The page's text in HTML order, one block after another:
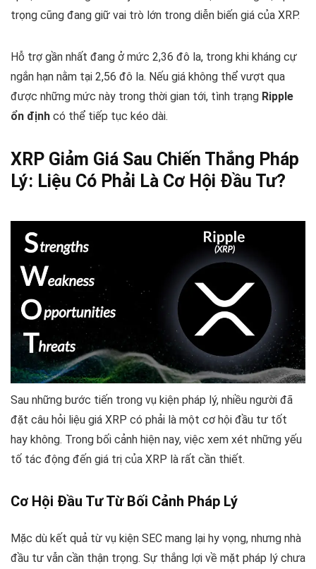
trọng cũng đang giữ vai trò lớn trong diễn biến giá của XRP.
Hỗ trợ gần nhất đang ở mức 2,36 đô la, trong khi kháng cự
ngắn hạn nằm tại 2,56 đô la. Nếu giá không thể vượt qua
được những mức này trong thời gian tới, tình trạng Ripple
ổn định có thể tiếp tục kéo dài.
XRP Giảm Giá Sau Chiến Thắng Pháp
Lý: Liệu Có Phải Là Cơ Hội Đầu Tư?
Sau những bước tiến trong vụ kiện pháp lý, nhiều người đã
đặt câu hỏi liệu giá XRP có phải là một cơ hội đầu tư tốt
hay không. Trong bối cảnh hiện nay, việc xem xét những yếu
tố tác động đến giá trị của XRP là rất cần thiết.
Cơ Hội Đầu Tư Từ Bối Cảnh Pháp Lý
Mặc dù kết quả từ vụ kiện SEC mang lại hy vọng, nhưng nhà
đầu tư vẫn cần thận trọng. Sự thắng lợi về mặt pháp lý chưa